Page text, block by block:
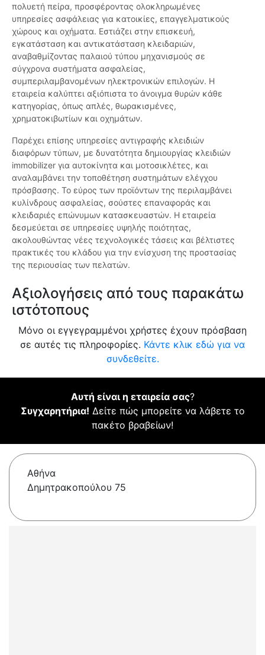
πολυετή πείρα, προσφέροντας ολοκληρωμένες
υπηρεσίες ασφάλειας για κατοικίες, επαγγελματικούς
χώρους και οχήματα. Εστιάζει στην επισκευή,
εγκατάσταση και αντικατάσταση κλειδαριών,
αναβαθμίζοντας παλαιού τύπου μηχανισμούς σε
σύγχρονα συστήματα ασφαλείας,
συμπεριλαμβανομένων ηλεκτρονικών επιλογών. Η
εταιρεία καλύπτει αξιόπιστα το άνοιγμα θυρών κάθε
κατηγορίας, όπως απλές, θωρακισμένες,
χρηματοκιβωτίων και οχημάτων.
Παρέχει επίσης υπηρεσίες αντιγραφής κλειδιών
διαφόρων τύπων, με δυνατότητα δημιουργίας κλειδιών
immobilizer για αυτοκίνητα και μοτοσικλέτες, και
αναλαμβάνει την τοποθέτηση συστημάτων ελέγχου
πρόσβασης. Το εύρος των προϊόντων της περιλαμβάνει
κυλίνδρους ασφαλείας, σούστες επαναφοράς και
κλειδαριές επώνυμων κατασκευαστών. Η εταιρεία
δεσμεύεται σε υπηρεσίες υψηλής ποιότητας,
ακολουθώντας νέες τεχνολογικές τάσεις και βέλτιστες
πρακτικές του κλάδου για την ενίσχυση της προστασίας
της περιουσίας των πελατών.
Αξιολογήσεις από τους παρακάτω
ιστότοπους
Μόνο οι εγγεγραμμένοι χρήστες έχουν πρόσβαση
σε αυτές τις πληροφορίες. Κάντε κλικ εδώ για να
συνδεθείτε.
Αυτή είναι η εταιρεία σας?
Συγχαρητήρια! Δείτε πώς μπορείτε να λάβετε το
πακέτο βραβείων!
Αθήνα
Δημητρακοπούλου 75